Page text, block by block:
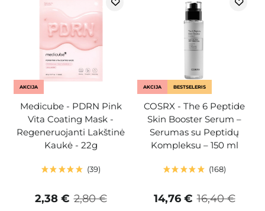
AKCIJA
Medicube - PDRN Pink
Vita Coating Mask -
Regeneruojanti Lakštinė
Kaukė - 22g
39
2,80 €
2,38 €
AKCIJA BESTSELERIS
COSRX - The 6 Peptide
Skin Booster Serum –
Serumas su Peptidų
Kompleksu – 150 ml
168
16,40 €
14,76 €